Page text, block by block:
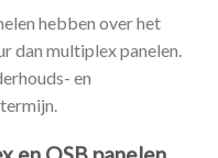
hebben over het
dan multiplex panelen.
en